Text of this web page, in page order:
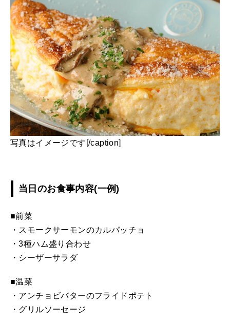
写真はイメージです[/caption]
当日のお食事内容(一例)
■前菜
・スモークサーモンのカルパッチョ
・3種ハム盛り合わせ
・シーザーサラダ
■温菜
・アンチョビバターのフライドポテト
・グリルソーセージ